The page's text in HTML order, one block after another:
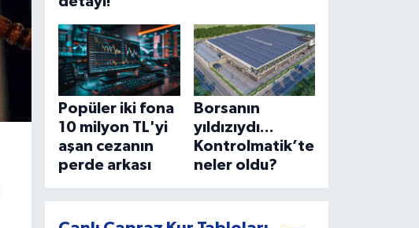
Popüler iki fona
10 milyon TL'yi
aşan cezanın
perde arkası
Borsanın
yıldızıydı...
Kontrolmatik’te
neler oldu?